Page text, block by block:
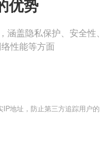
优势
盖隐私保护、安全性、
性能等方面
IP地址，防止第三方追踪用户的